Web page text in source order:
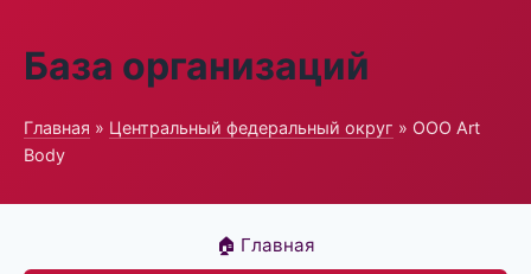
База организаций
Главная » Центральный федеральный округ » ООО Art
Body
🏠 Главная